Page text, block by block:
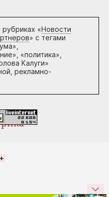
«Новости
» с тегами
«политика»,
Калуги»
рекламно-